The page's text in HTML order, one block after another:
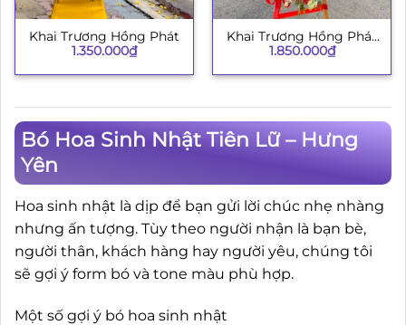
Khai Trương Hồng Phát
1.350.000₫
Khai Trương Hồng Phát
134
1.850.000₫
Bó Hoa Sinh Nhật Tiên Lữ – Hưng
Yên
Hoa sinh nhật là dịp để bạn gửi lời chúc nhẹ nhàng
nhưng ấn tượng. Tùy theo người nhận là bạn bè,
người thân, khách hàng hay người yêu, chúng tôi
sẽ gợi ý form bó và tone màu phù hợp.
Một số gợi ý bó hoa sinh nhật